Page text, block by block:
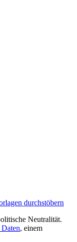
durchstöbern
Neutralität.
, einem